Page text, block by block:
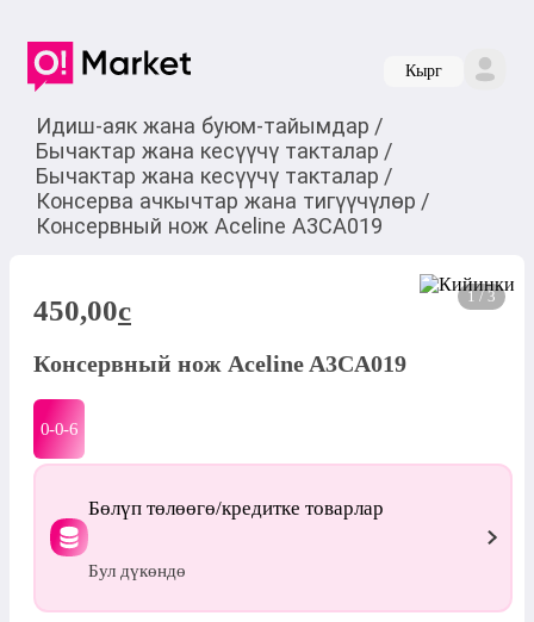
Кырг
Идиш-аяк жана буюм-тайымдар /
Бычактар ​​жана кесүүчү такталар /
Бычактар ​​жана кесүүчү такталар /
Консерва ачкычтар жана тигүүчүлөр /
Консервный нож Aceline A3CA019
1 / 3
450,00c
Консервный нож Aceline A3CA019
0-0-6
Бөлүп төлөөгө/кредитке товарлар
Бул дүкөндө